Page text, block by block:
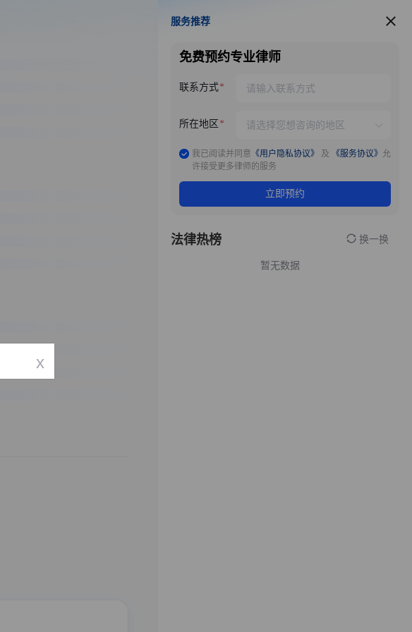
服务推荐
服务推荐
免费预约专业律师
联系方式
所在地区
我已阅读并同意 《用户隐私协议》 及 《服务协议》 允
许接受更多律师的服务
立即预约
法律热榜 换一换
暂无数据
x